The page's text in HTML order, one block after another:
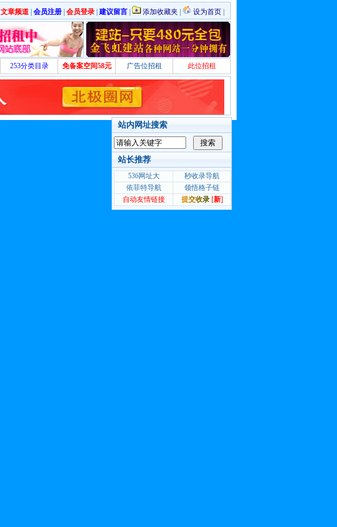
文章频道 会员注册 会员登录 建议留言 添加收藏夹 设为首页
253分类目录 免备案空间58元 广告位招租 此位招租
站内网址搜索
站长推荐